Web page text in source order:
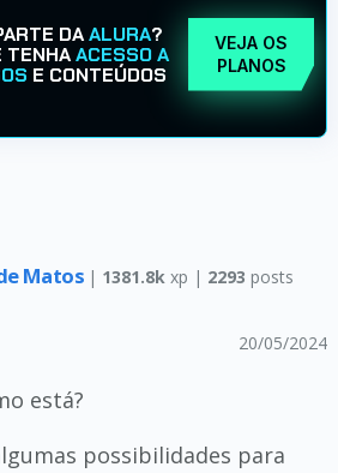
DAALURA?
TENHAACESSO A
E CONTEÚDOS
VEJA OS
PLANOS
Matos | 1381.8k xp | 2293 posts
20/05/2024
está?
possibilidades para